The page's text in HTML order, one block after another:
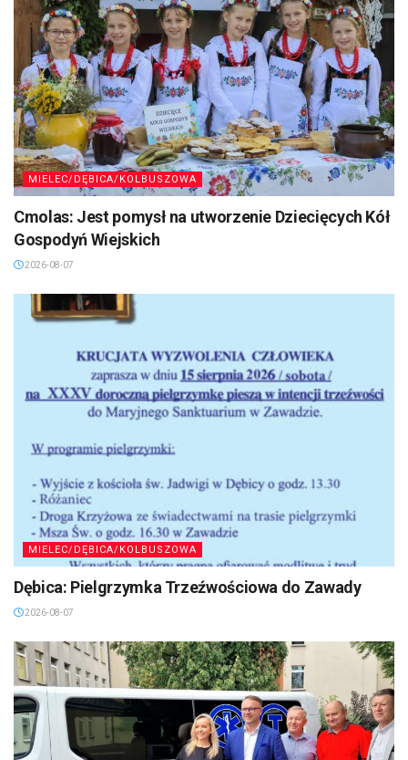
MIELEC/DĘBICA/KOLBUSZOWA
Cmolas: Jest pomysł na utworzenie Dziecięcych Kół
Gospodyń Wiejskich
2026-08-07
MIELEC/DĘBICA/KOLBUSZOWA
Dębica: Pielgrzymka Trzeźwościowa do Zawady
2026-08-07